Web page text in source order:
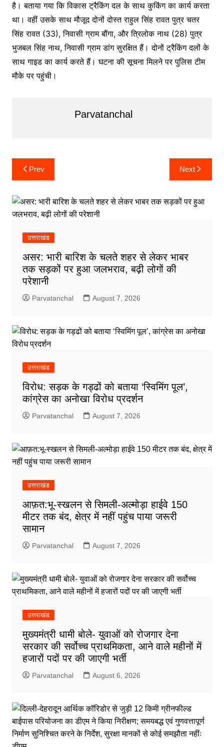
है। बताया गया कि विकास ट्रैकिंग दल के साथ कुकिंग का कार्य करता
था। वहीं उसके साथ मौजूद दोनों दोस्त राहुल सिंह रावत पुत्र चतर
सिंह रावत (33), निवासी ग्राम बौंगा, और त्रिलोक नाथ (28) पुत्र
भुजबल सिंह नाथ, निवासी ग्राम डांग सुरक्षित हैं। दोनों ट्रैकिंग दलों के
साथ गाइड का कार्य करते हैं। घटना की सूचना मिलने पर पुलिस टीम
मौके पर पहुंची।
Parvatanchal
Post
navigation
Prev Next
उत्तराखंड
असर: भारी बारिश के चलते शहर से लेकर भाबर
तक सड़कों पर हुआ जलभराव, बढ़ी लोगों की
परेशानी
Parvatanchal August 7, 2026
उत्तराखंड
विरोध: सड़क के गड्ढों को बताया ‘स्विमिंग पूल’,
कांग्रेस का अनोखा विरोध प्रदर्शन
Parvatanchal August 7, 2026
उत्तराखंड
आफ़त:भू-स्खलन से सिमली-अल्मोड़ा हाईवे 150
मीटर तक बंद, क्षेत्र में नहीं पहुंच पाया जरूरी
सामान
Parvatanchal August 7, 2026
उत्तराखंड
मुख्यमंत्री धामी बोले- युवाओं को रोजगार देना
सरकार की सर्वोच्च प्राथमिकता, आने वाले महीनों में
हजारों पदों पर की जाएगी भर्ती
Parvatanchal August 6, 2026